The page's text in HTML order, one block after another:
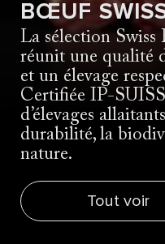
BŒUF
La sélection
réunit une qualité
et un élevage
Certifiée IP-
d’élevages
durabilité, la
nature.
Tout voir